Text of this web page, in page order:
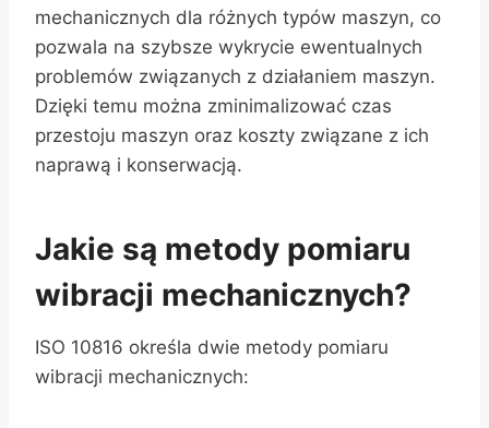
mechanicznych dla różnych typów maszyn, co
pozwala na szybsze wykrycie ewentualnych
problemów związanych z działaniem maszyn.
Dzięki temu można zminimalizować czas
przestoju maszyn oraz koszty związane z ich
naprawą i konserwacją.
Jakie są metody pomiaru
wibracji mechanicznych?
ISO 10816 określa dwie metody pomiaru
wibracji mechanicznych: